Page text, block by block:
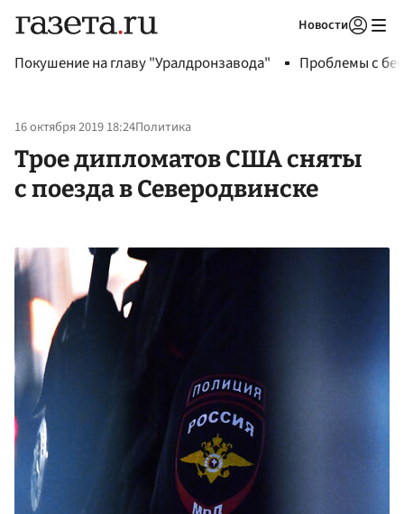
Новости
Покушение на главу "Уралдронзавода" Проблемы с
16 октября 2019 18:24Политика
Трое дипломатов США сняты
с поезда в Северодвинске